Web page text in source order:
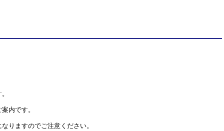
内です。
りますのでご注意ください。